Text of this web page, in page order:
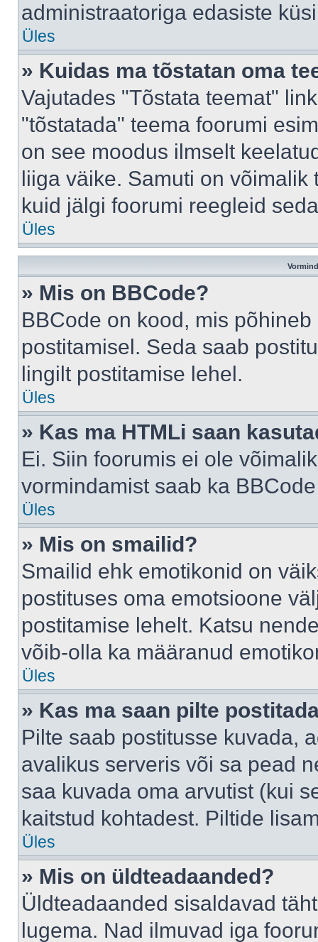
administraatoriga edasiste
Üles
» Kuidas ma tõstatan oma
Vajutades "Tõstata teemat"
"tõstatada" teema foorumi
on see moodus ilmselt
liiga väike. Samuti on
kuid jälgi foorumi reegleid
Üles
» Mis on BBCode?
BBCode on kood, mis
postitamisel. Seda saab
lingilt postitamise lehel.
Üles
» Kas ma HTMLi saan
Ei. Siin foorumis ei ole
vormindamist saab ka
Üles
» Mis on smailid?
Smailid ehk emotikonid on
postituses oma emotsioone
postitamise lehelt. Katsu
võib-olla ka määranud
Üles
» Kas ma saan pilte
Pilte saab postitusse kuvada,
avalikus serveris või sa pead
saa kuvada oma arvutist (kui
kaitstud kohtadest. Piltide
Üles
» Mis on üldteadaanded?
Üldteadaanded sisaldavad
lugema. Nad ilmuvad iga